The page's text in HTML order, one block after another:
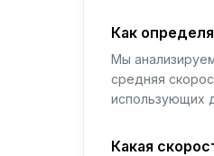
Как
Мы
средняя
использующих
Какая